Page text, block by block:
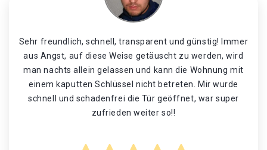
Sehr freundlich, schnell, transparent und günstig! Immer
aus Angst, auf diese Weise getäuscht zu werden, wird
man nachts allein gelassen und kann die Wohnung mit
einem kaputten Schlüssel nicht betreten. Mir wurde
schnell und schadenfrei die Tür geöffnet, war super
zufrieden weiter so!!